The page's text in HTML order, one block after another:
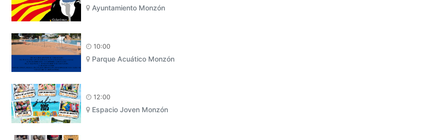
Ayuntamiento Monzón
10:00
Parque Acuático Monzón
12:00
Espacio Joven Monzón